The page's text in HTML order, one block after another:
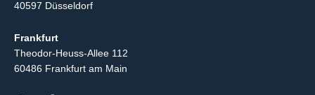
40597 Düsseldorf
Frankfurt
Theodor-Heuss-Allee 112
60486 Frankfurt am Main